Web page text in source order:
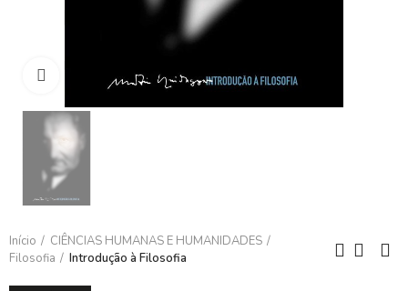
Clique para ampliar
Início
CIÊNCIAS HUMANAS E HUMANIDADES
Filosofia
Introdução à Filosofia